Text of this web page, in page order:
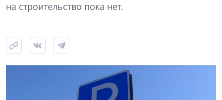
на строительство пока нет.